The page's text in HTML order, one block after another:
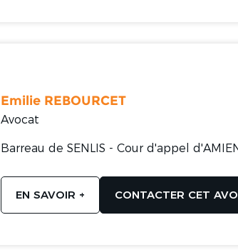
Emilie REBOURCET
Avocat
Barreau de SENLIS - Cour d'appel
EN SAVOIR + CONTACTER CET